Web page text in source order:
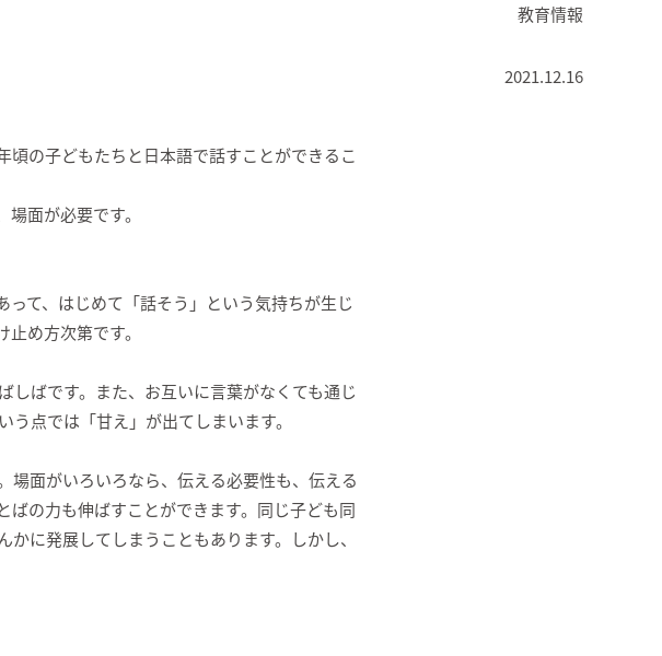
教育情報
2021.12.16
の子どもたちと日本語で話すことができるこ
面が必要です。
て、はじめて「話そう」という気持ちが生じ
め方次第です。
しばです。また、お互いに言葉がなくても通じ
点では「甘え」が出てしまいます。
場面がいろいろなら、伝える必要性も、伝える
ばの力も伸ばすことができます。同じ子ども同
に発展してしまうこともあります。しかし、